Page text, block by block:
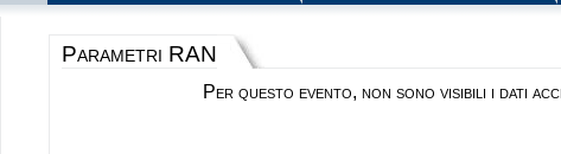
Parametri RAN
Per questo evento, non sono visibili i dati